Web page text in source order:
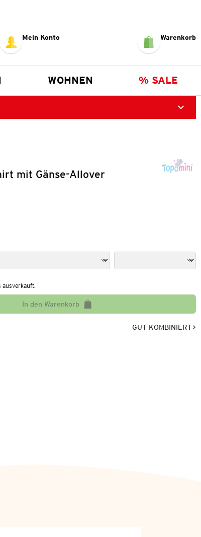
Mein Konto Warenkorb
WOHNEN % SALE
mit Gänse-Allover
ausverkauft.
In den Warenkorb
GUT KOMBINIERT